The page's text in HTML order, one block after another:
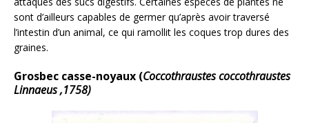
sont d’ailleurs capables de germer qu’après avoir traversé
l’intestin d’un animal, ce qui ramollit les coques trop dures des
graines.
Grosbec casse-noyaux (Coccothraustes coccothraustes
Linnaeus ,1758)